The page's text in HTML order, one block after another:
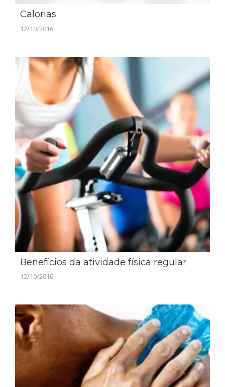
Calorias
12/10/2016
Benefícios da atividade física regular
12/10/2016